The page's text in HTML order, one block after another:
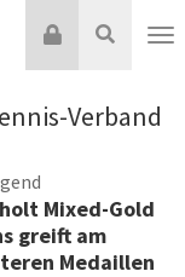
Suche
Login
Verband
Mixed-Gold
greift am
Medaillen